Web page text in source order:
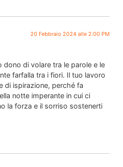
20 Febbraio 2024 alle 2:00 PM
dono di volare tra le parole e le
farfalla tra i fiori. Il tuo lavoro
di ispirazione, perché fa
notte imperante in cui ci
la forza e il sorriso sostenerti